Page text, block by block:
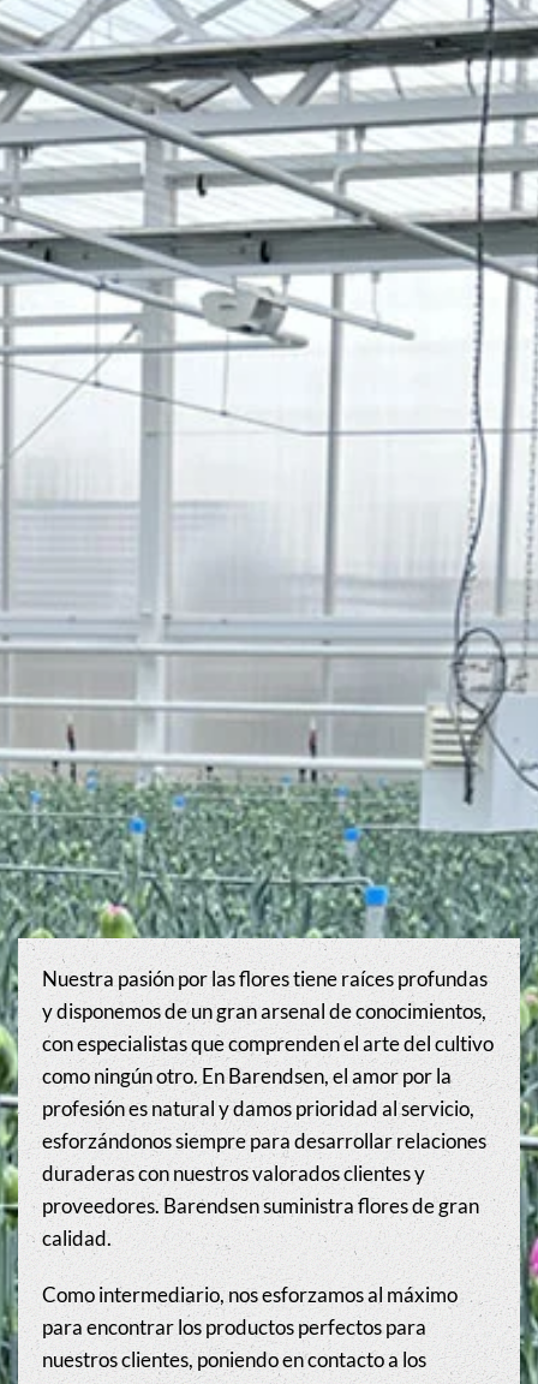
Nuestra pasión por las flores tiene raíces profundas
y disponemos de un gran arsenal de conocimientos,
con especialistas que comprenden el arte del cultivo
como ningún otro. En Barendsen, el amor por la
profesión es natural y damos prioridad al servicio,
esforzándonos siempre para desarrollar relaciones
duraderas con nuestros valorados clientes y
proveedores. Barendsen suministra flores de gran
calidad.
Como intermediario, nos esforzamos al máximo
para encontrar los productos perfectos para
nuestros clientes, poniendo en contacto a los